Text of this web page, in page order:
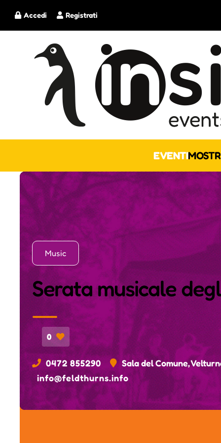
Registrati
Accedi
EVENTI
Music
Serata musicale
0
0472 855290
Sala del Comune,
info@feldthurns.info